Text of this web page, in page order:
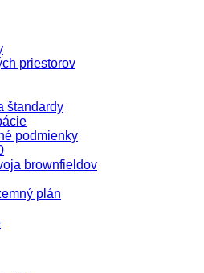
priestorov
štandardy
podmienky
brownfieldov
plán